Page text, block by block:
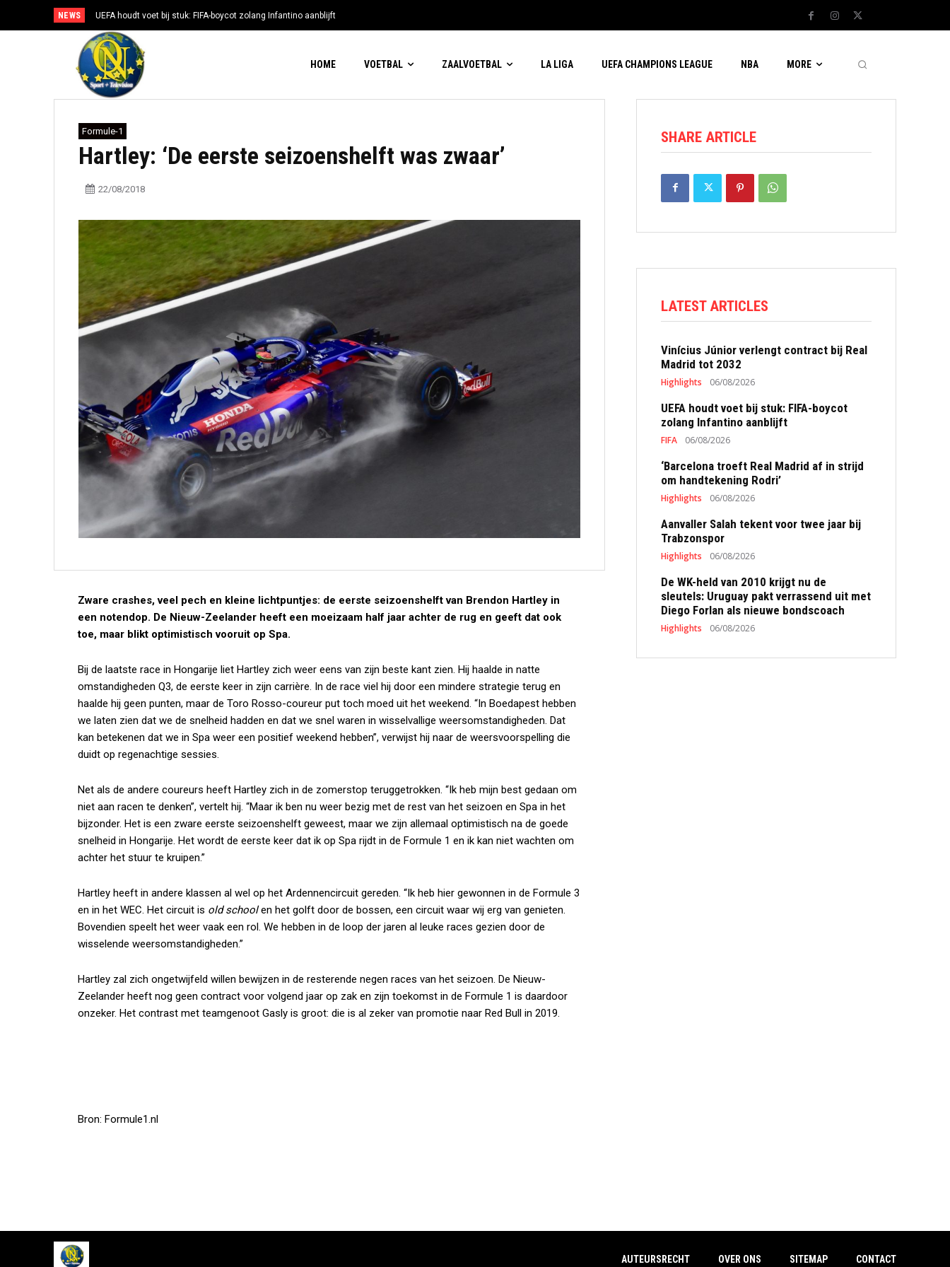
NEWS UEFA houdt voet bij stuk: FIFA-boycot zolang Infantino aanblijft
HOME VOETBAL ZAALVOETBAL LA LIGA UEFA CHAMPIONS LEAGUE NBA MORE
Formule-1
Hartley: ‘De eerste seizoenshelft was zwaar’
22/08/2018
Zware crashes, veel pech en kleine lichtpuntjes: de eerste seizoenshelft van Brendon Hartley in
een notendop. De Nieuw-Zeelander heeft een moeizaam half jaar achter de rug en geeft dat ook
toe, maar blikt optimistisch vooruit op Spa.
Bij de laatste race in Hongarije liet Hartley zich weer eens van zijn beste kant zien. Hij haalde in natte
omstandigheden Q3, de eerste keer in zijn carrière. In de race viel hij door een mindere strategie terug en
haalde hij geen punten, maar de Toro Rosso-coureur put toch moed uit het weekend. “In Boedapest hebben
we laten zien dat we de snelheid hadden en dat we snel waren in wisselvallige weersomstandigheden. Dat
kan betekenen dat we in Spa weer een positief weekend hebben”, verwijst hij naar de weersvoorspelling die
duidt op regenachtige sessies.
Net als de andere coureurs heeft Hartley zich in de zomerstop teruggetrokken. “Ik heb mijn best gedaan om
niet aan racen te denken”, vertelt hij. “Maar ik ben nu weer bezig met de rest van het seizoen en Spa in het
bijzonder. Het is een zware eerste seizoenshelft geweest, maar we zijn allemaal optimistisch na de goede
snelheid in Hongarije. Het wordt de eerste keer dat ik op Spa rijdt in de Formule 1 en ik kan niet wachten om
achter het stuur te kruipen.”
Hartley heeft in andere klassen al wel op het Ardennencircuit gereden. “Ik heb hier gewonnen in de Formule 3
en in het WEC. Het circuit is old schoolen het golft door de bossen, een circuit waar wij erg van genieten.
Bovendien speelt het weer vaak een rol. We hebben in de loop der jaren al leuke races gezien door de
wisselende weersomstandigheden.”
Hartley zal zich ongetwijfeld willen bewijzen in de resterende negen races van het seizoen. De Nieuw-
Zeelander heeft nog geen contract voor volgend jaar op zak en zijn toekomst in de Formule 1 is daardoor
onzeker. Het contrast met teamgenoot Gasly is groot: die is al zeker van promotie naar Red Bull in 2019.
Bron: Formule1.nl
SHARE ARTICLE
LATEST ARTICLES
Vinícius Júnior verlengt contract bij Real
Madrid tot 2032
Highlights 06/08/2026
UEFA houdt voet bij stuk: FIFA-boycot
zolang Infantino aanblijft
FIFA 06/08/2026
‘Barcelona troeft Real Madrid af in strijd
om handtekening Rodri’
Highlights 06/08/2026
Aanvaller Salah tekent voor twee jaar bij
Trabzonspor
Highlights 06/08/2026
De WK-held van 2010 krijgt nu de
sleutels: Uruguay pakt verrassend uit met
Diego Forlan als nieuwe bondscoach
Highlights 06/08/2026
AUTEURSRECHT OVER ONS SITEMAP CONTACT